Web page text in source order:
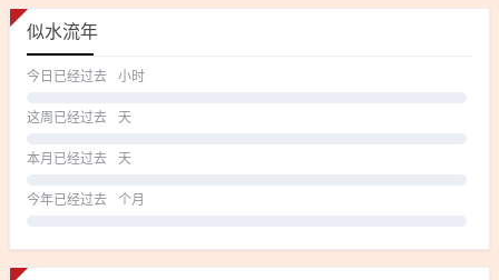
似水流年
今日已经过去 小时
这周已经过去 天
本月已经过去 天
今年已经过去 个月